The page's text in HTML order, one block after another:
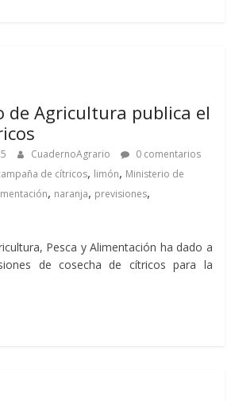
de Agricultura publica el
CuadernoAgrario
0 comentarios
de cítricos, limón, Ministerio de
, naranja, previsiones,
Pesca y Alimentación ha dado a
de cosecha de cítricos para la